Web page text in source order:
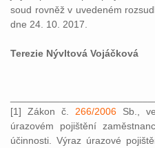
soud rovněž v uvedeném
dne 24. 10. 2017.
Terezie Nývltová Vojáčková
[1] Zákon č. 266/2006 Sb.,
úrazovém pojištění
účinnosti. Výraz úrazové